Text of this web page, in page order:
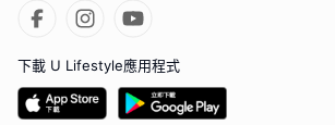
下載 U Lifestyle應用程式